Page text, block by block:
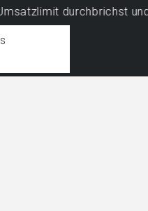
durchbrichst